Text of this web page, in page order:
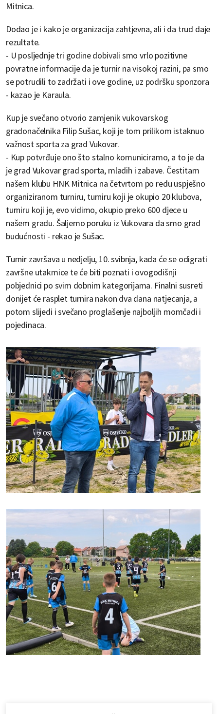
Mitnica.
Dodao je i kako je organizacija zahtjevna, ali i da trud daje
rezultate.
- U posljednje tri godine dobivali smo vrlo pozitivne
povratne informacije da je turnir na visokoj razini, pa smo
se potrudili to zadržati i ove godine, uz podršku sponzora
- kazao je Karaula.
Kup je svečano otvorio zamjenik vukovarskog
gradonačelnika Filip Sušac, koji je tom prilikom istaknuo
važnost sporta za grad Vukovar.
- Kup potvrđuje ono što stalno komuniciramo, a to je da
je grad Vukovar grad sporta, mladih i zabave. Čestitam
našem klubu HNK Mitnica na četvrtom po redu uspješno
organiziranom turniru, turniru koji je okupio 20 klubova,
turniru koji je, evo vidimo, okupio preko 600 djece u
našem gradu. Šaljemo poruku iz Vukovara da smo grad
budućnosti - rekao je Sušac.
Turnir završava u nedjelju, 10. svibnja, kada će se odigrati
završne utakmice te će biti poznati i ovogodišnji
pobjednici po svim dobnim kategorijama. Finalni susreti
donijet će rasplet turnira nakon dva dana natjecanja, a
potom slijedi i svečano proglašenje najboljih momčadi i
pojedinaca.